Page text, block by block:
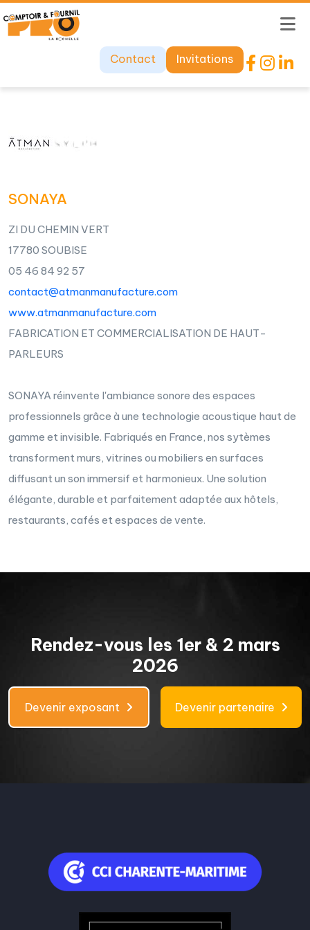
Contact Invitations
SONAYA
ZI DU CHEMIN VERT
17780 SOUBISE
05 46 84 92 57
contact@atmanmanufacture.com
www.atmanmanufacture.com
FABRICATION ET COMMERCIALISATION DE HAUT-
PARLEURS
SONAYA réinvente l'ambiance sonore des espaces
professionnels grâce à une technologie acoustique haut de
gamme et invisible. Fabriqués en France, nos sytèmes
transforment murs, vitrines ou mobiliers en surfaces
diffusant un son immersif et harmonieux. Une solution
élégante, durable et parfaitement adaptée aux hôtels,
restaurants, cafés et espaces de vente.
Rendez-vous les 1er & 2 mars
2026
Devenir exposant Devenir partenaire